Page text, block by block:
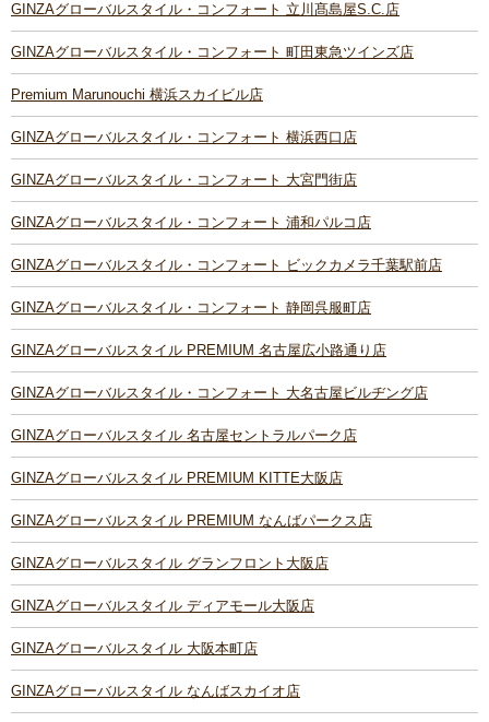
GINZAグローバルスタイル・コンフォート 立川髙島屋S.C.店
GINZAグローバルスタイル・コンフォート 町田東急ツインズ店
Premium Marunouchi 横浜スカイビル店
GINZAグローバルスタイル・コンフォート 横浜西口店
GINZAグローバルスタイル・コンフォート 大宮門街店
GINZAグローバルスタイル・コンフォート 浦和パルコ店
GINZAグローバルスタイル・コンフォート ビックカメラ千葉駅前店
GINZAグローバルスタイル・コンフォート 静岡呉服町店
GINZAグローバルスタイル PREMIUM 名古屋広小路通り店
GINZAグローバルスタイル・コンフォート 大名古屋ビルヂング店
GINZAグローバルスタイル 名古屋セントラルパーク店
GINZAグローバルスタイル PREMIUM KITTE大阪店
GINZAグローバルスタイル PREMIUM なんばパークス店
GINZAグローバルスタイル グランフロント大阪店
GINZAグローバルスタイル ディアモール大阪店
GINZAグローバルスタイル 大阪本町店
GINZAグローバルスタイル なんばスカイオ店